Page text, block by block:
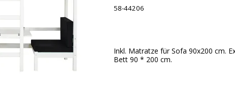
58-44206
Inkl. Matratze für Sofa 90x200 cm.
Bett 90 * 200 cm.